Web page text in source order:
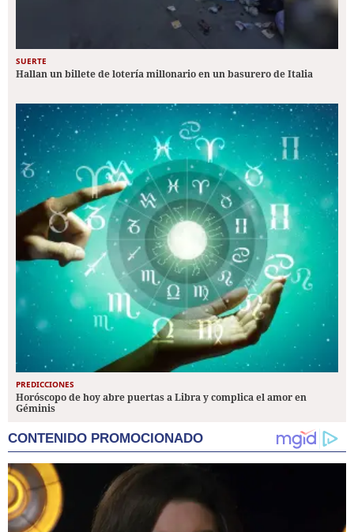
SUERTE
Hallan un billete de lotería millonario en un basurero de Italia
PREDICCIONES
Horóscopo de hoy abre puertas a Libra y complica el amor en
Géminis
CONTENIDO PROMOCIONADO